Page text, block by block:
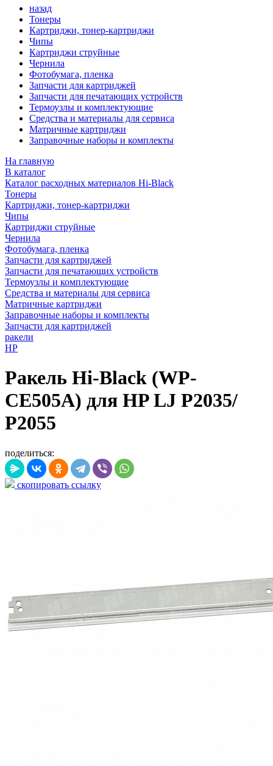
назад
Тонеры
Картриджи, тонер-картриджи
Чипы
Картриджи струйные
Чернила
Фотобумага, пленка
Запчасти для картриджей
Запчасти для печатающих устройств
Термоузлы и комплектующие
Средства и материалы для сервиса
Матричные картриджи
Заправочные наборы и комплекты
На главную
В каталог
Каталог расходных материалов Hi-Black
Тонеры
Картриджи, тонер-картриджи
Чипы
Картриджи струйные
Чернила
Фотобумага, пленка
Запчасти для картриджей
Запчасти для печатающих устройств
Термоузлы и комплектующие
Средства и материалы для сервиса
Матричные картриджи
Заправочные наборы и комплекты
Запчасти для картриджей
ракели
HP
Ракель Hi-Black (WP-
CE505A) для HP LJ P2035/
P2055
поделиться:
скопировать ссылку